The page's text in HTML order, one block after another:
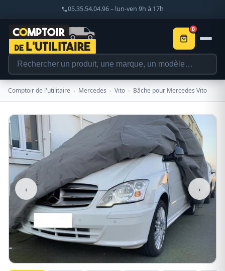
05.35.54.04.96 – lun-ven 9h à 17h
0
Comptoir de l'utilitaire › Mercedes › Vito › Bâche pour Mercedes Vito
‹ ›